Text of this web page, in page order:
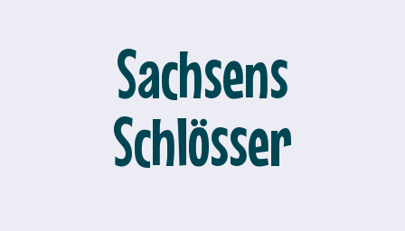
Sachsens
Schlösser